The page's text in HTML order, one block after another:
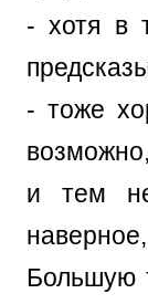
- хотя в
- тоже
и тем
Большую